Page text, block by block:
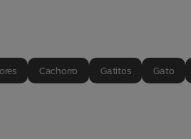
Cachorro Gatitos Gato